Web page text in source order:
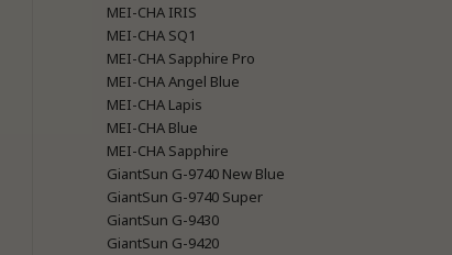
MEI-CHA IRIS
MEI-CHA SQ1
MEI-CHA Sapphire Pro
MEI-CHA Angel Blue
MEI-CHA Lapis
MEI-CHA Blue
MEI-CHA Sapphire
GiantSun G-9740 New Blue
GiantSun G-9740 Super
GiantSun G-9430
GiantSun G-9420